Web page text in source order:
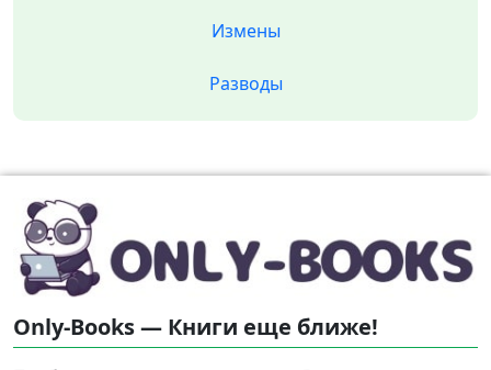
Измены
Разводы
Only-Books — Книги еще ближе!